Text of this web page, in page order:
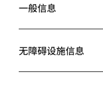
一般信息
无障碍设施信息